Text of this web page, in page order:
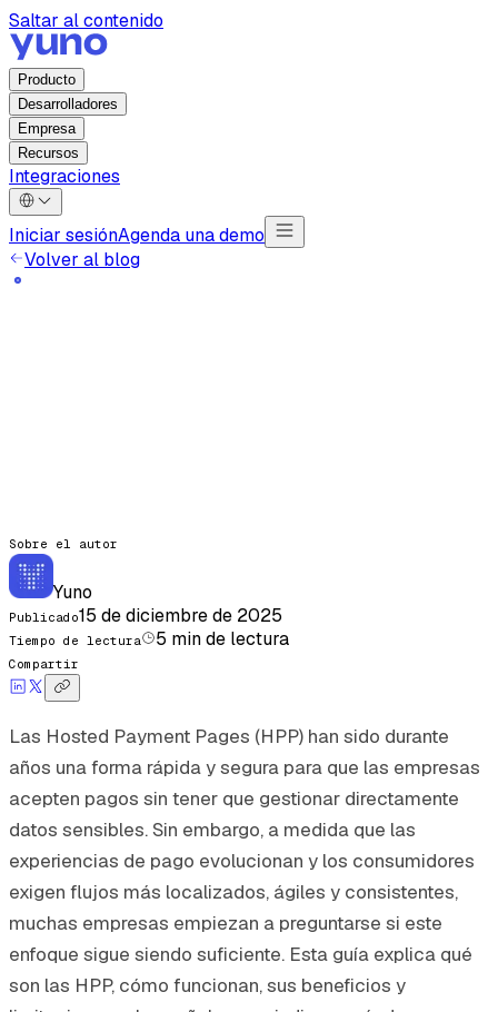
Saltar al contenido
Producto
Desarrolladores
Empresa
Recursos
Integraciones
Iniciar sesiónAgenda una demo
Volver al blog
Sobre el autor
Yuno
Publicado15 de diciembre de 2025
Tiempo de lectura 5 min de lectura
Compartir
Las Hosted Payment Pages (HPP) han sido durante
años una forma rápida y segura para que las empresas
acepten pagos sin tener que gestionar directamente
datos sensibles. Sin embargo, a medida que las
experiencias de pago evolucionan y los consumidores
exigen flujos más localizados, ágiles y consistentes,
muchas empresas empiezan a preguntarse si este
enfoque sigue siendo suficiente. Esta guía explica qué
son las HPP, cómo funcionan, sus beneficios y